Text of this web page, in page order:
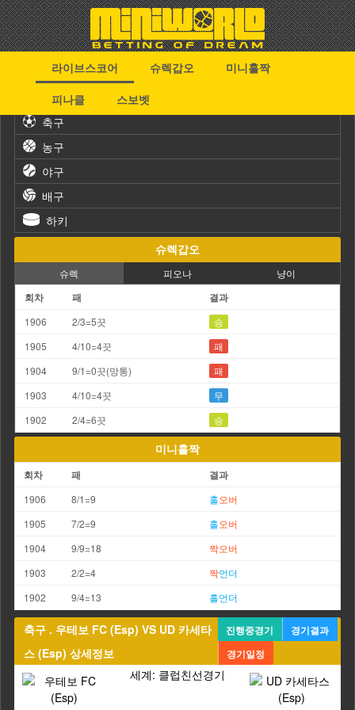
라이브스코어 슈렉갑오
미니홀짝
피나클
스보벳
축구
농구
야구
배구
하키
슈렉갑오
슈렉 피오나 냥이
회차 패 결과
1906 2/3=5끗
승
1905
4/10=4끗
패
1904
9/1=0끗(망통)
패
1903
4/10=4끗
무
1902
2/4=6끗 승
미니홀짝
회차 패 결과
1906 8/1=9 홀오버
1905
7/2=9 홀오버
1904
9/9=18 짝오버
1903
2/2=4 짝언더
1902
9/4=13 홀언더
축구 . 우테보 FC (Esp) VS UD 카세타
스 (Esp) 상세정보
진행중경기
경기결과
경기일정
세계: 클럽친선경기